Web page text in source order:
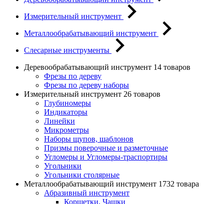
Измерительный инструмент
Металлообрабатывающий инструмент
Слесарные инструменты
Деревообрабатывающий инструмент 14 товаров
Фрезы по дереву
Фрезы по дереву наборы
Измерительный инструмент 26 товаров
Глубиномеры
Индикаторы
Линейки
Микрометры
Наборы щупов, шаблонов
Призмы поверочные и разметочные
Угломеры и Угломеры-траспортиры
Угольники
Угольники столярные
Металлообрабатывающий инструмент 1732 товара
Абразивный инструмент
Корщетки, Чашки